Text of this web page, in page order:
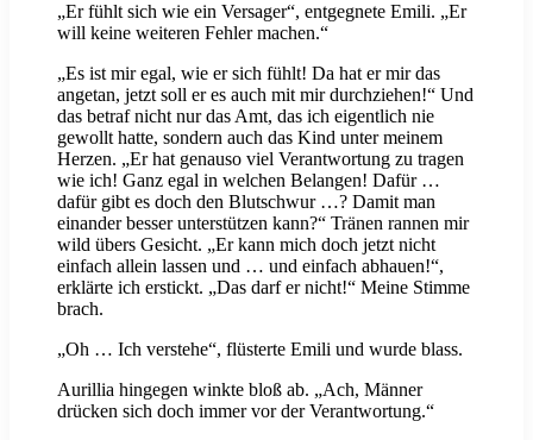
„Er fühlt sich wie ein Versager“, entgegnete Emili. „Er
will keine weiteren Fehler machen.“
„Es ist mir egal, wie er sich fühlt! Da hat er mir das
angetan, jetzt soll er es auch mit mir durchziehen!“ Und
das betraf nicht nur das Amt, das ich eigentlich nie
gewollt hatte, sondern auch das Kind unter meinem
Herzen. „Er hat genauso viel Verantwortung zu tragen
wie ich! Ganz egal in welchen Belangen! Dafür …
dafür gibt es doch den Blutschwur …? Damit man
einander besser unterstützen kann?“ Tränen rannen mir
wild übers Gesicht. „Er kann mich doch jetzt nicht
einfach allein lassen und … und einfach abhauen!“,
erklärte ich erstickt. „Das darf er nicht!“ Meine Stimme
brach.
„Oh … Ich verstehe“, flüsterte Emili und wurde blass.
Aurillia hingegen winkte bloß ab. „Ach, Männer
drücken sich doch immer vor der Verantwortung.“